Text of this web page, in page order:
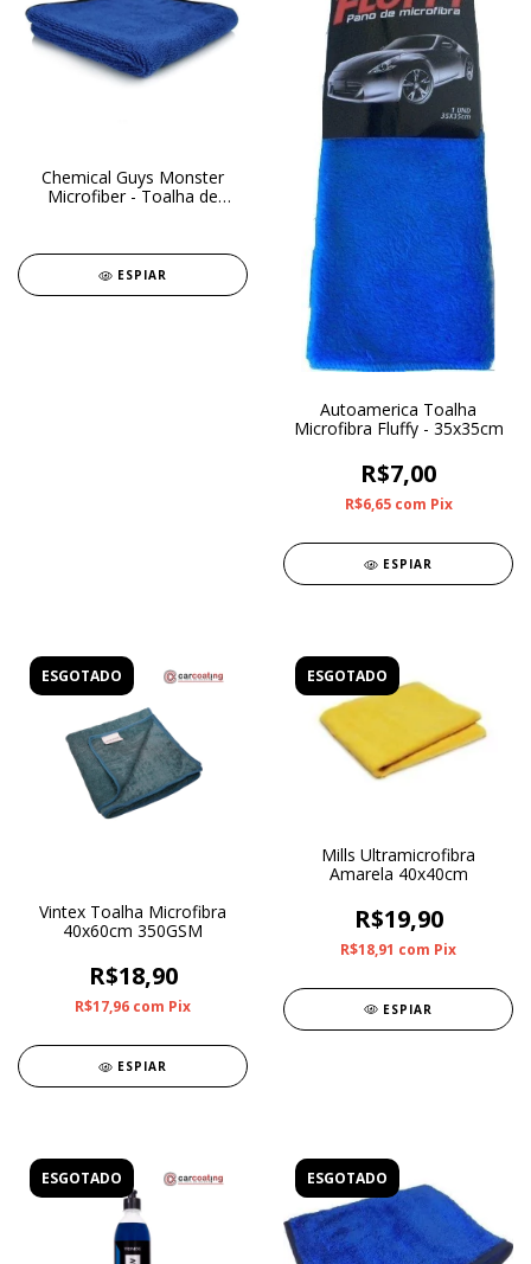
Chemical Guys Monster
Microfiber - Toalha de
ESPIAR
Autoamerica Toalha
Microfibra Fluffy - 35x35cm
R$7,00
R$6,65 com Pix
ESPIAR
ESGOTADO
Vintex Toalha Microfibra
40x60cm 350GSM
R$18,90
R$17,96 com Pix
ESPIAR
ESGOTADO
Mills Ultramicrofibra
Amarela 40x40cm
R$19,90
R$18,91 com Pix
ESPIAR
ESGOTADO ESGOTADO